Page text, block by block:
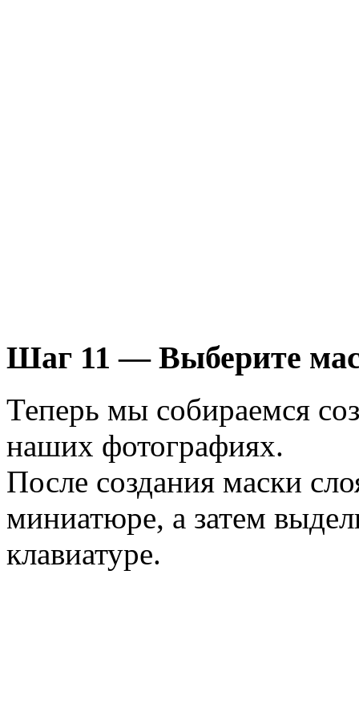
Шаг 11 — Выберите
Теперь мы собираемся
наших фотографиях.
После создания маски
миниатюре, а затем
клавиатуре.